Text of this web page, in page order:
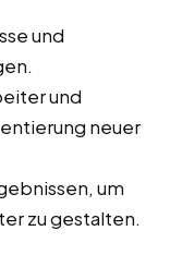
und
und
neuer
um
zu gestalten.